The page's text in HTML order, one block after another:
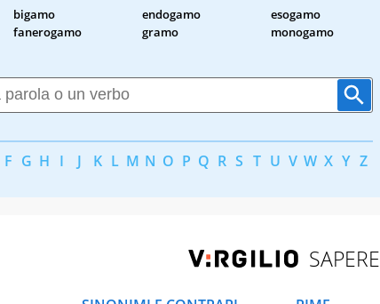
bigamo endogamo
esogamo
fanerogamo gramo
monogamo
F G H I J K L M N O P Q R S T U V W X Y Z
SAPERE